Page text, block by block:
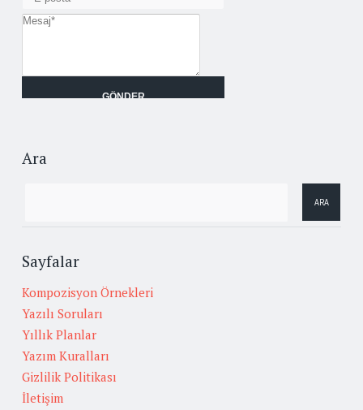
Ara
Sayfalar
Kompozisyon Örnekleri
Yazılı Soruları
Yıllık Planlar
Yazım Kuralları
Gizlilik Politikası
İletişim